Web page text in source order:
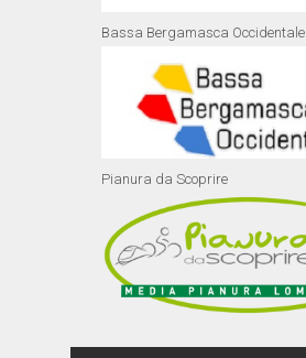
Bassa Bergamasca Occidentale
Pianura da Scoprire